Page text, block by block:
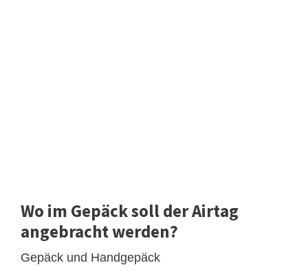
Wo im Gepäck soll der Airtag
angebracht werden?
Gepäck und Handgepäck